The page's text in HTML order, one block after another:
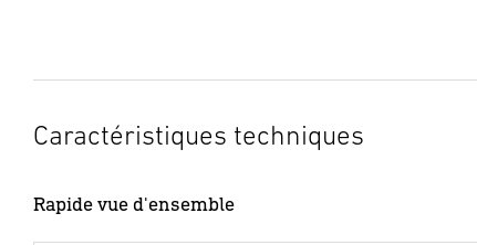
Caractéristiques techniques
Rapide vue d'ensemble